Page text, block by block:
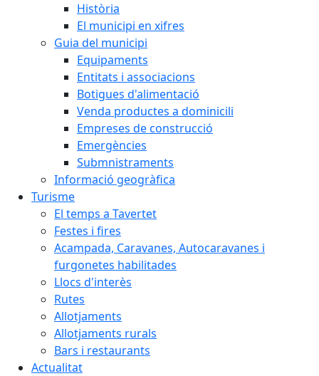
Història
El municipi en xifres
Guia del municipi
Equipaments
Entitats i associacions
Botigues d'alimentació
Venda productes a dominicili
Empreses de construcció
Emergències
Submnistraments
Informació geogràfica
Turisme
El temps a Tavertet
Festes i fires
Acampada, Caravanes, Autocaravanes i
furgonetes habilitades
Llocs d'interès
Rutes
Allotjaments
Allotjaments rurals
Bars i restaurants
Actualitat